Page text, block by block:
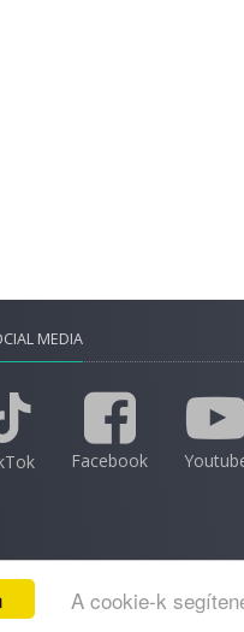
A cookie-k
MEDIA
Facebook
© Minden jog fenntartva.